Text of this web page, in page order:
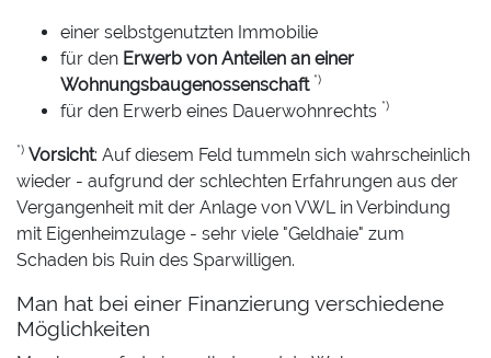
einer selbstgenutzten Immobilie
für den Erwerb von Anteilen an einer
Wohnungsbaugenossenschaft *)
für den Erwerb eines Dauerwohnrechts *)
*) Vorsicht: Auf diesem Feld tummeln sich wahrscheinlich
wieder - aufgrund der schlechten Erfahrungen aus der
Vergangenheit mit der Anlage von VWL in Verbindung
mit Eigenheimzulage - sehr viele "Geldhaie" zum
Schaden bis Ruin des Sparwilligen.
Man hat bei einer Finanzierung verschiedene
Möglichkeiten